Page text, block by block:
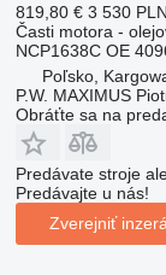
819,80 € 3 530 PLN
Časti motora -
NCP1638C OE
Poľsko,
P.W. MAXIMUS
Obráťte sa na
Predávate stroje
Predávajte u nás!
Zverejniť